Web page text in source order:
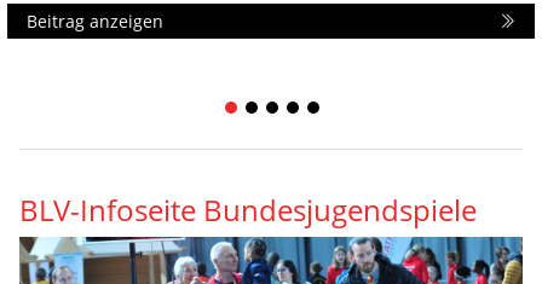
Beitrag anzeigen
1 2 3 4 5
BLV-Infoseite Bundesjugendspiele